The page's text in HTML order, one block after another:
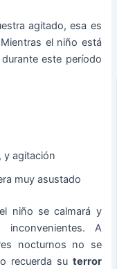
agitado, esa es
Mientras el niño está
durante este período
y agitación
muy asustado
niño se calmará y
A
nocturnos no se
recuerda su terror